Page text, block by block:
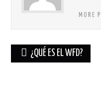
MORE
Navegación
de
¿QUÉ ES EL WFD?